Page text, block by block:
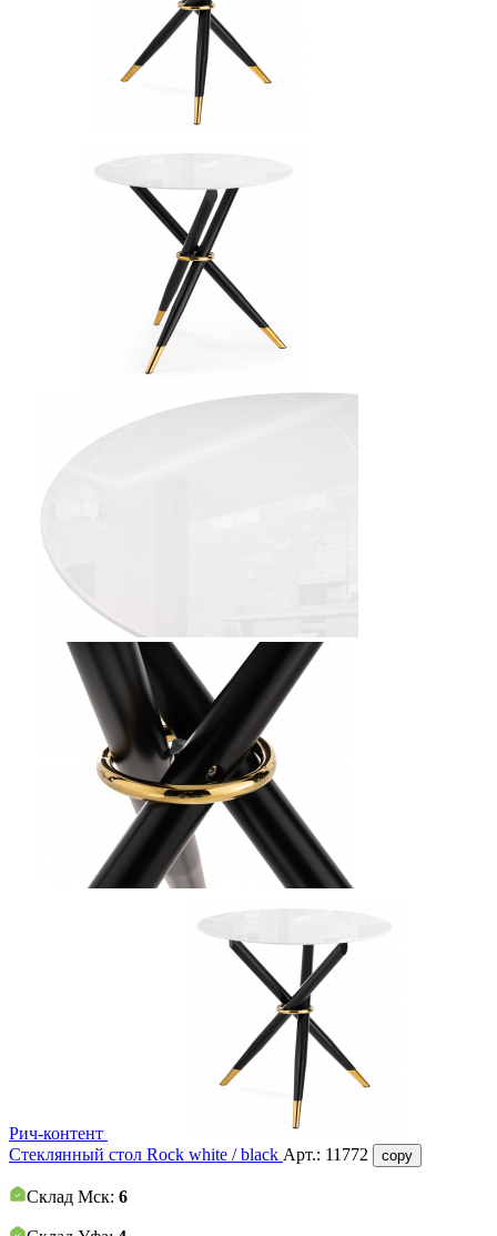
Рич-контент
Стеклянный стол Rock white / black Арт.: 11772 copy
Склад Мск: 6